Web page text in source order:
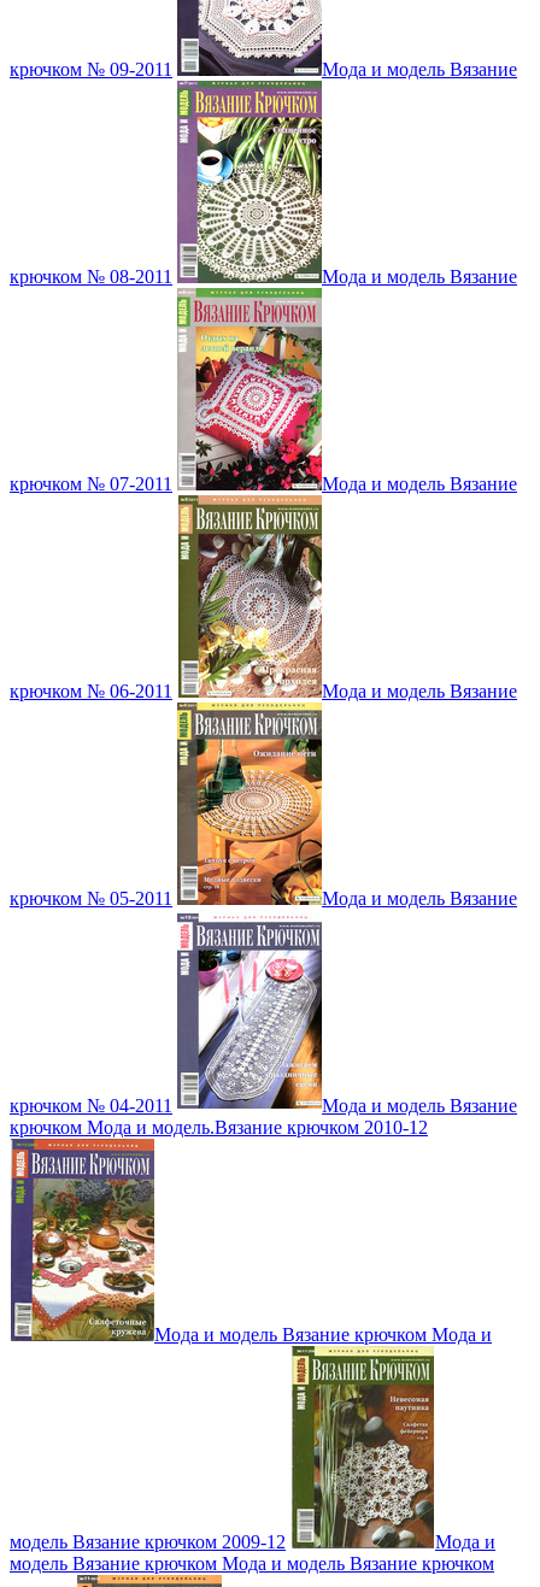
крючком № 09-2011 Мода и модель Вязание
крючком № 08-2011 Мода и модель Вязание
крючком № 07-2011 Мода и модель Вязание
крючком № 06-2011 Мода и модель Вязание
крючком № 05-2011 Мода и модель Вязание
крючком № 04-2011
Мода и модель Вязание
крючком Мода и модель.Вязание крючком 2010-12
Мода и модель Вязание крючком Мода и
модель Вязание крючком 2009-12
Мода и
модель Вязание крючком Мода и модель Вязание крючком